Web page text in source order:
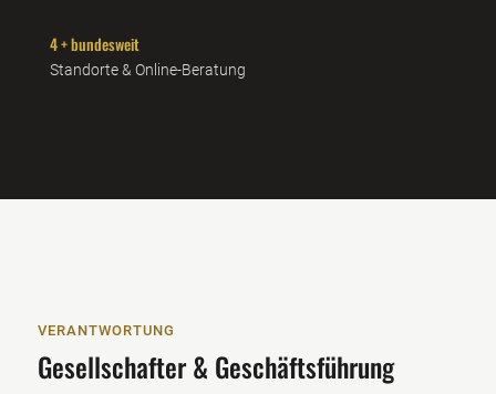
4 + bundesweit
Standorte & Online-Beratung
VERANTWORTUNG
Gesellschafter & Geschäftsführung